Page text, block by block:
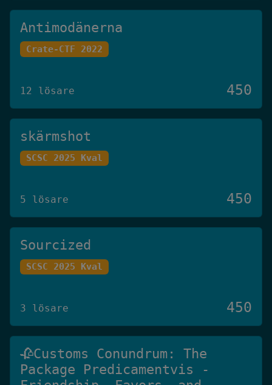
Antimodänerna
Crate-CTF 2022
12 lösare 450
skärmshot
SCSC 2025 Kval
5 lösare 450
Sourcized
SCSC 2025 Kval
3 lösare 450
🥀Customs Conundrum: The
Package Predicamentvis -